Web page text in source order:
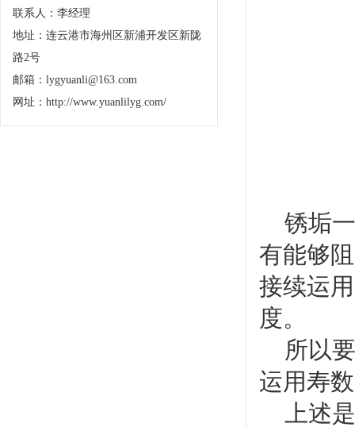
联系人：李经理
地址：连云港市海州区新浦开发区新陇
路2号
邮箱：lygyuanli@163.com
网址：http://www.yuanlilyg.com/
锈垢一
有能够
接续运
度。
所以要
运用寿
上述是